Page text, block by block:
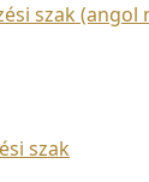
szak (angol
szak